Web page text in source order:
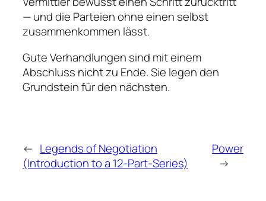
— und die Parteien ohne einen selbst
zusammenkommen lässt.
Gute Verhandlungen sind mit einem
Abschluss nicht zu Ende. Sie legen den
Grundstein für den nächsten.
← Legends of Negotiation
(Introduction to a 12-Part-Series)
Power
→